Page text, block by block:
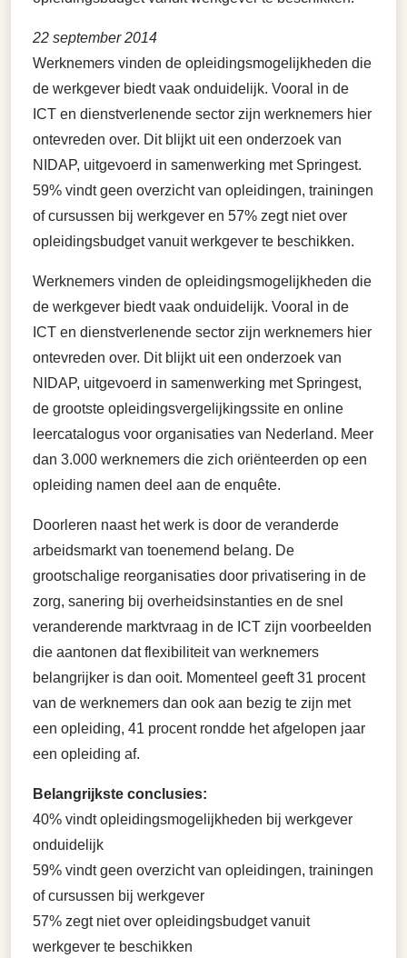
22 september 2014
Werknemers vinden de opleidingsmogelijkheden die
de werkgever biedt vaak onduidelijk. Vooral in de
ICT en dienstverlenende sector zijn werknemers hier
ontevreden over. Dit blijkt uit een onderzoek van
NIDAP, uitgevoerd in samenwerking met Springest.
59% vindt geen overzicht van opleidingen, trainingen
of cursussen bij werkgever en 57% zegt niet over
opleidingsbudget vanuit werkgever te beschikken.
Werknemers vinden de opleidingsmogelijkheden die
de werkgever biedt vaak onduidelijk. Vooral in de
ICT en dienstverlenende sector zijn werknemers hier
ontevreden over. Dit blijkt uit een onderzoek van
NIDAP, uitgevoerd in samenwerking met Springest,
de grootste opleidingsvergelijkingssite en online
leercatalogus voor organisaties van Nederland. Meer
dan 3.000 werknemers die zich oriënteerden op een
opleiding namen deel aan de enquête.
Doorleren naast het werk is door de veranderde
arbeidsmarkt van toenemend belang. De
grootschalige reorganisaties door privatisering in de
zorg, sanering bij overheidsinstanties en de snel
veranderende marktvraag in de ICT zijn voorbeelden
die aantonen dat flexibiliteit van werknemers
belangrijker is dan ooit. Momenteel geeft 31 procent
van de werknemers dan ook aan bezig te zijn met
een opleiding, 41 procent rondde het afgelopen jaar
een opleiding af.
Belangrijkste conclusies:
40% vindt opleidingsmogelijkheden bij werkgever
onduidelijk
59% vindt geen overzicht van opleidingen, trainingen
of cursussen bij werkgever
57% zegt niet over opleidingsbudget vanuit
werkgever te beschikken